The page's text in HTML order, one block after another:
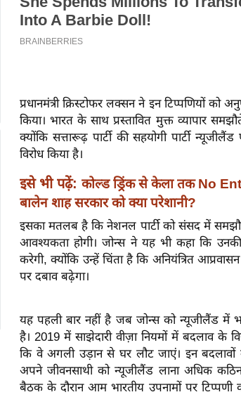
प्रधानमंत्री क्रिस्टोफर लक्सन ने इन टिप्पणियों
किया। भारत के साथ प्रस्तावित मुक्त व्यापार
क्योंकि सत्तारूढ़ पार्टी की सहयोगी पार्टी
विरोध किया है।
इसे भी पढ़ें: कोल्ड ड्रिंक से केला तक No
बालेन शाह सरकार को क्या परेशानी?
इसका मतलब है कि नेशनल पार्टी को संसद में
आवश्यकता होगी। जोन्स ने यह भी कहा कि उनकी
करेगी, क्योंकि उन्हें चिंता है कि अनियंत्रित
पर दबाव बढ़ेगा।
यह पहली बार नहीं है जब जोन्स को न्यूजीलैंड में
है। 2019 में साझेदारी वीज़ा नियमों में बदलाव के
कि वे अगली उड़ान से घर लौट जाएं। इन बदलावों
अपने जीवनसाथी को न्यूजीलैंड लाना अधिक
बैठक के दौरान आम भारतीय उपनामों पर